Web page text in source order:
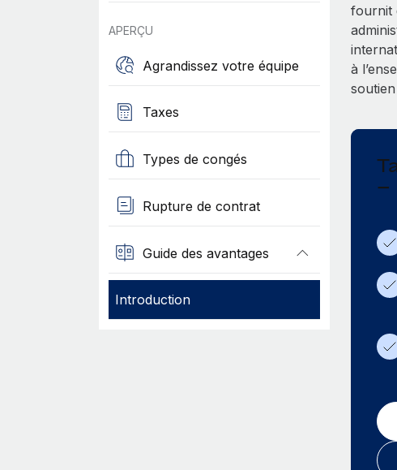
APERÇU
Agrandissez votre équipe
Taxes
Types de congés
Rupture de contrat
Guide des avantages
Introduction
fournit
à
–